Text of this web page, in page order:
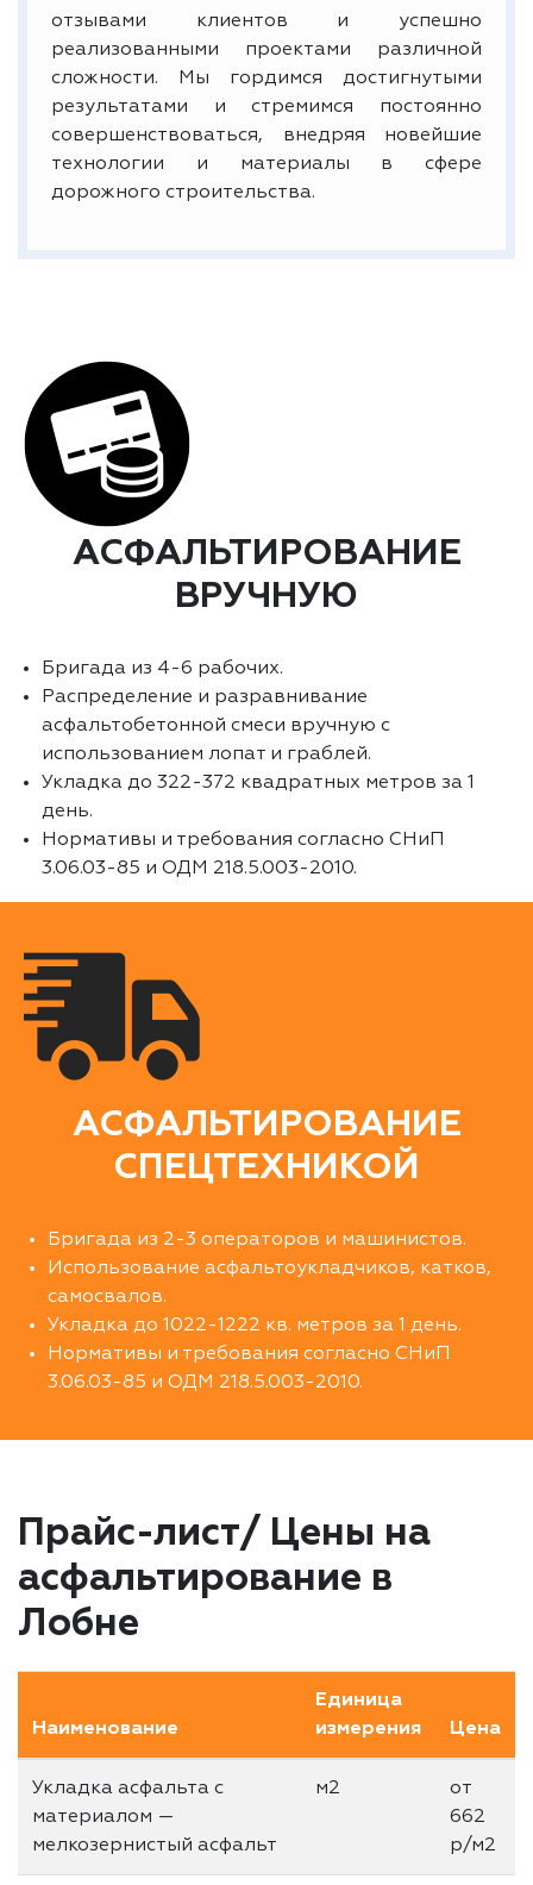
отзывами клиентов и успешно
реализованными проектами различной
сложности. Мы гордимся достигнутыми
результатами и стремимся постоянно
совершенствоваться, внедряя новейшие
технологии и материалы в сфере
дорожного строительства.
АСФАЛЬТИРОВАНИЕ
ВРУЧНУЮ
Бригада из 4-6 рабочих.
Распределение и разравнивание
асфальтобетонной смеси вручную с
использованием лопат и граблей.
Укладка до 322-372 квадратных метров за 1
день.
Нормативы и требования согласно СНиП
3.06.03-85 и ОДМ 218.5.003-2010.
АСФАЛЬТИРОВАНИЕ
СПЕЦТЕХНИКОЙ
Бригада из 2-3 операторов и машинистов.
Использование асфальтоукладчиков, катков,
самосвалов.
Укладка до 1022-1222 кв. метров за 1 день.
Нормативы и требования согласно СНиП
3.06.03-85 и ОДМ 218.5.003-2010.
Прайс-лист/ Цены на
асфальтирование в
Лобне
Наименование
Единица
измерения
Цена
Укладка асфальта с
материалом —
мелкозернистый асфальт
м2
от
662
р/м2